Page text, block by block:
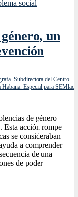
un
Subdirectora del Centro
Especial para SEMlac
de género
Esta acción rompe
se consideraban
a comprender
de una
de poder